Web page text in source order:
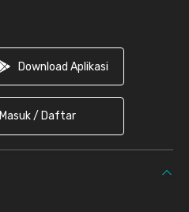
Download Aplikasi
Masuk / Daftar